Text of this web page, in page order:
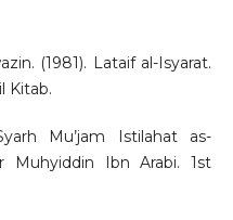
(1981). Lataif al-Isyarat.
Kitab.
Mu’jam Istilahat as-
Muhyiddin Ibn Arabi. 1st